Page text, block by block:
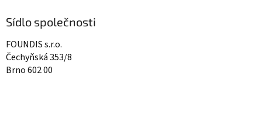
Sídlo společnosti
FOUNDIS s.r.o.
Čechyňská 353/8
Brno 602 00